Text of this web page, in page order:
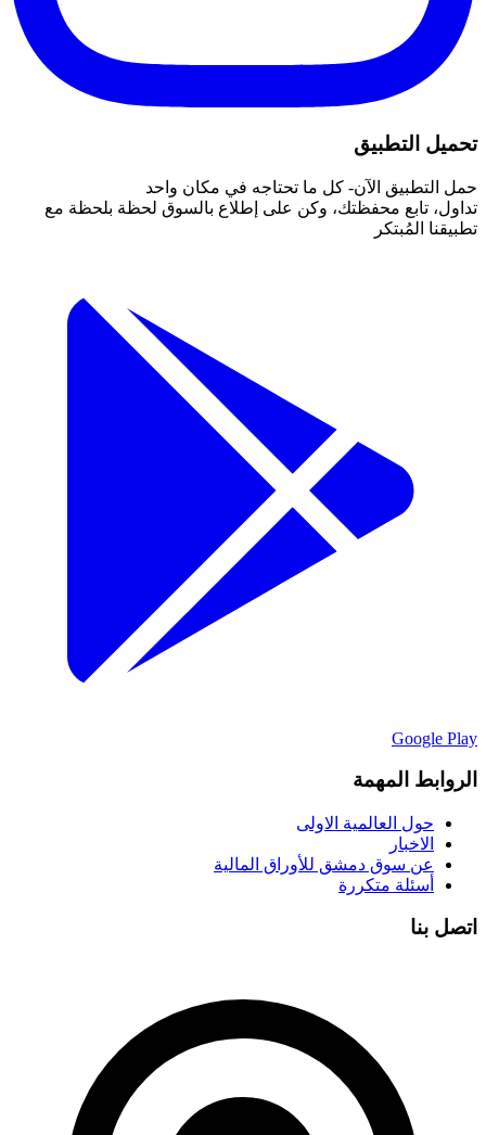
تحميل التطبيق
حمل التطبيق الآن- كل ما تحتاجه في مكان واحد
تداول، تابع محفظتك، وكن على إطلاع بالسوق لحظة بلحظة مع
تطبيقنا المُبتكر
Google Play
الروابط المهمة
حول العالمية الاولى
الاخبار
عن سوق دمشق للأوراق المالية
أسئلة متكررة
اتصل بنا